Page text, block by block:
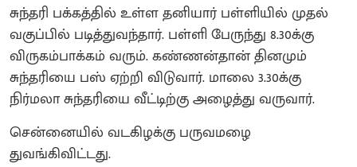
சுந்தரி பக்கத்தில் உள்ள தனியார் பள்ளியில் முதல்
வகுப்பில் படித்துவந்தார். பள்ளி பேருந்து 8.30க்கு
விருகம்பாக்கம் வரும். கண்ணன்தான் தினமும்
சுந்தரியை பஸ் ஏற்றி விடுவார். மாலை 3.30க்கு
நிர்மலா சுந்தரியை வீட்டிற்கு அழைத்து வருவார்.
சென்னையில் வடகிழக்கு பருவமழை
துவங்கிவிட்டது.